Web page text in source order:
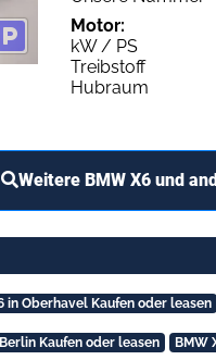
Motor:
kW / PS
Treibstoff
Hubraum
Weitere BMW X6 und
in Oberhavel Kaufen oder leasen
Kaufen oder leasen BMW